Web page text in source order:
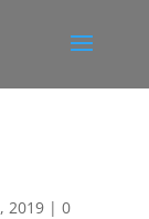
2019| 0